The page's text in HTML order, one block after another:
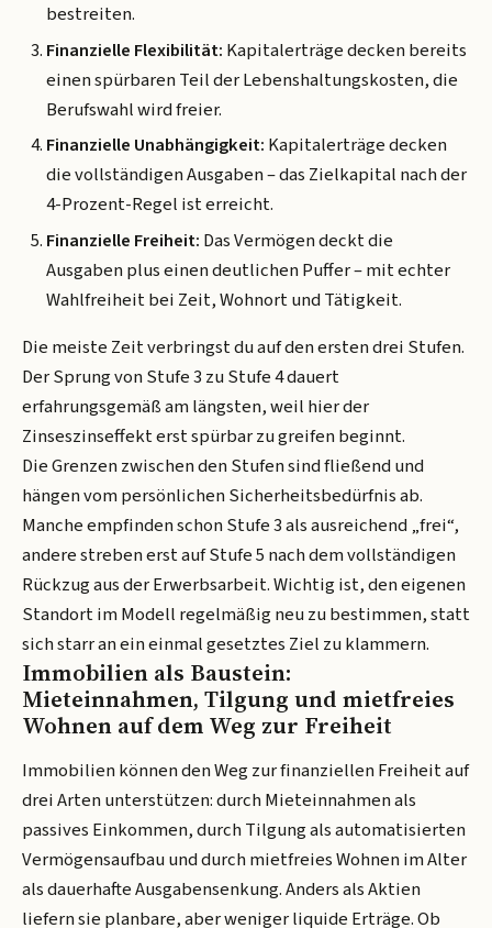
bestreiten.
Finanzielle Flexibilität: Kapitalerträge decken bereits
einen spürbaren Teil der Lebenshaltungskosten, die
Berufswahl wird freier.
Finanzielle Unabhängigkeit: Kapitalerträge decken
die vollständigen Ausgaben – das Zielkapital nach der
4-Prozent-Regel ist erreicht.
Finanzielle Freiheit: Das Vermögen deckt die
Ausgaben plus einen deutlichen Puffer – mit echter
Wahlfreiheit bei Zeit, Wohnort und Tätigkeit.
Die meiste Zeit verbringst du auf den ersten drei Stufen.
Der Sprung von Stufe 3 zu Stufe 4 dauert
erfahrungsgemäß am längsten, weil hier der
Zinseszinseffekt erst spürbar zu greifen beginnt.
Die Grenzen zwischen den Stufen sind fließend und
hängen vom persönlichen Sicherheitsbedürfnis ab.
Manche empfinden schon Stufe 3 als ausreichend „frei“,
andere streben erst auf Stufe 5 nach dem vollständigen
Rückzug aus der Erwerbsarbeit. Wichtig ist, den eigenen
Standort im Modell regelmäßig neu zu bestimmen, statt
sich starr an ein einmal gesetztes Ziel zu klammern.
Immobilien als Baustein:
Mieteinnahmen, Tilgung und mietfreies
Wohnen auf dem Weg zur Freiheit
Immobilien können den Weg zur finanziellen Freiheit auf
drei Arten unterstützen: durch Mieteinnahmen als
passives Einkommen, durch Tilgung als automatisierten
Vermögensaufbau und durch mietfreies Wohnen im Alter
als dauerhafte Ausgabensenkung. Anders als Aktien
liefern sie planbare, aber weniger liquide Erträge. Ob